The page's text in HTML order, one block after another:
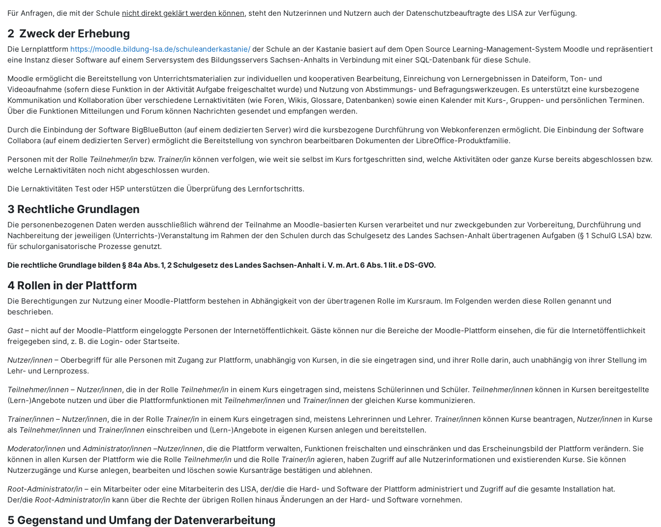
Für Anfragen, die mit der Schule nicht direkt geklärt werden können, steht den Nutzerinnen und Nutzern auch der Datenschutzbeauftragte des LISA zur Verfügung.
2 Zweck der Erhebung
Die Lernplattform https://moodle.bildung-lsa.de/schuleanderkastanie/ der Schule an der Kastanie basiert auf dem Open Source Learning-Management-System Moodle und repräsentiert
eine Instanz dieser Software auf einem Serversystem des Bildungsservers Sachsen-Anhalts in Verbindung mit einer SQL-Datenbank für diese Schule.
Moodle ermöglicht die Bereitstellung von Unterrichtsmaterialien zur individuellen und kooperativen Bearbeitung, Einreichung von Lernergebnissen in Dateiform, Ton- und
Videoaufnahme (sofern diese Funktion in der Aktivität Aufgabe freigeschaltet wurde) und Nutzung von Abstimmungs- und Befragungswerkzeugen. Es unterstützt eine kursbezogene
Kommunikation und Kollaboration über verschiedene Lernaktivitäten (wie Foren, Wikis, Glossare, Datenbanken) sowie einen Kalender mit Kurs-, Gruppen- und persönlichen Terminen.
Über die Funktionen Mitteilungen und Forum können Nachrichten gesendet und empfangen werden.
Durch die Einbindung der Software BigBlueButton (auf einem dedizierten Server) wird die kursbezogene Durchführung von Webkonferenzen ermöglicht. Die Einbindung der Software
Collabora (auf einem dedizierten Server) ermöglicht die Bereitstellung von synchron bearbeitbaren Dokumenten der LibreOffice-Produktfamilie.
Personen mit der Rolle Teilnehmer/in bzw. Trainer/in können verfolgen, wie weit sie selbst im Kurs fortgeschritten sind, welche Aktivitäten oder ganze Kurse bereits abgeschlossen bzw.
welche Lernaktivitäten noch nicht abgeschlossen wurden.
Die Lernaktivitäten Test oder H5P unterstützen die Überprüfung des Lernfortschritts.
3 Rechtliche Grundlagen
Die personenbezogenen Daten werden ausschließlich während der Teilnahme an Moodle-basierten Kursen verarbeitet und nur zweckgebunden zur Vorbereitung, Durchführung und
Nachbereitung der jeweiligen (Unterrichts-)Veranstaltung im Rahmen der den Schulen durch das Schulgesetz des Landes Sachsen-Anhalt übertragenen Aufgaben (§ 1 SchulG LSA) bzw.
für schulorganisatorische Prozesse genutzt.
Die rechtliche Grundlage bilden § 84a Abs. 1, 2 Schulgesetz des Landes Sachsen-Anhalt i. V. m. Art. 6 Abs. 1 lit. e DS-GVO.
4 Rollen in der Plattform
Die Berechtigungen zur Nutzung einer Moodle-Plattform bestehen in Abhängigkeit von der übertragenen Rolle im Kursraum. Im Folgenden werden diese Rollen genannt und
beschrieben.
Gast– nicht auf der Moodle-Plattform eingeloggte Personen der Internetöffentlichkeit. Gäste können nur die Bereiche der Moodle-Plattform einsehen, die für die Internetöffentlichkeit
freigegeben sind, z. B. die Login- oder Startseite.
Nutzer/innen – Oberbegriff für alle Personen mit Zugang zur Plattform, unabhängig von Kursen, in die sie eingetragen sind, und ihrer Rolle darin, auch unabhängig von ihrer Stellung im
Lehr- und Lernprozess.
Teilnehmer/innen – Nutzer/innen, die in der Rolle Teilnehmer/in in einem Kurs eingetragen sind, meistens Schülerinnen und Schüler. Teilnehmer/innen können in Kursen bereitgestellte
(Lern-)Angebote nutzen und über die Plattformfunktionen mit Teilnehmer/innen und Trainer/innen der gleichen Kurse kommunizieren.
Trainer/innen – Nutzer/innen, die in der Rolle Trainer/in in einem Kurs eingetragen sind, meistens Lehrerinnen und Lehrer. Trainer/innen können Kurse beantragen, Nutzer/innen in Kurse
als Teilnehmer/innen und Trainer/innen einschreiben und (Lern-)Angebote in eigenen Kursen anlegen und bereitstellen.
Moderator/innen und Administrator/innen –Nutzer/innen, die die Plattform verwalten, Funktionen freischalten und einschränken und das Erscheinungsbild der Plattform verändern. Sie
können in allen Kursen der Plattform wie die Rolle Teilnehmer/in und die Rolle Trainer/in agieren, haben Zugriff auf alle Nutzerinformationen und existierenden Kurse. Sie können
Nutzerzugänge und Kurse anlegen, bearbeiten und löschen sowie Kursanträge bestätigen und ablehnen.
Root-Administrator/in – ein Mitarbeiter oder eine Mitarbeiterin des LISA, der/die die Hard- und Software der Plattform administriert und Zugriff auf die gesamte Installation hat.
Der/die Root-Administrator/in kann über die Rechte der übrigen Rollen hinaus Änderungen an der Hard- und Software vornehmen.
5 Gegenstand und Umfang der Datenverarbeitung